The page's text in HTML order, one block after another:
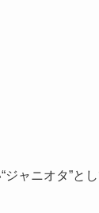
ャニオタ”と